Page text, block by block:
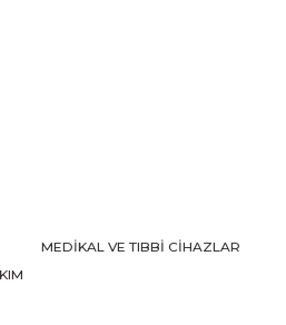
olmalı.
MEDİKAL VE TIBBİ CİHAZLAR